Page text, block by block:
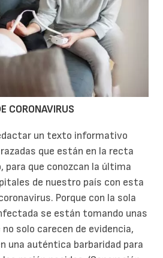
CORONAVIRUS
un texto informativo
que están en la recta
para que conozcan la última
de nuestro país con esta
Porque con la sola
se están tomando unas
solo carecen de evidencia,
una auténtica barbaridad para